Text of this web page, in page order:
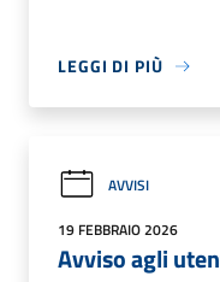
LEGGI DI PIÙ
AVVISI
19 FEBBRAIO 2026
Avviso agli